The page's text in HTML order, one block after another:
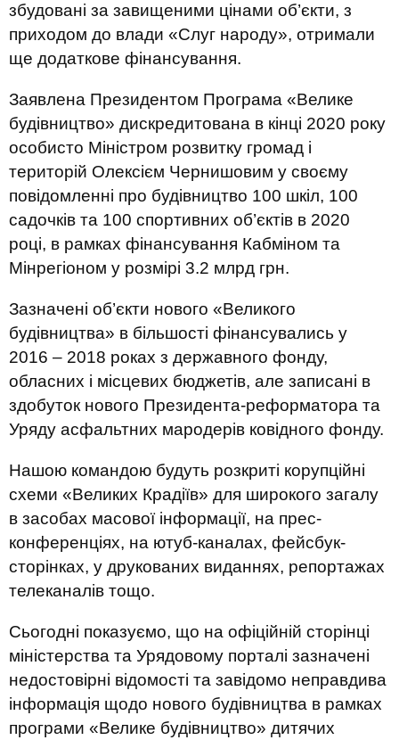
збудовані за завищеними цінами об’єкти, з
приходом до влади «Слуг народу», отримали
ще додаткове фінансування.
Заявлена Президентом Програма «Велике
будівництво» дискредитована в кінці 2020 року
особисто Міністром розвитку громад і
територій Олексієм Чернишовим у своєму
повідомленні про будівництво 100 шкіл, 100
садочків та 100 спортивних об’єктів в 2020
році, в рамках фінансування Кабміном та
Мінрегіоном у розмірі 3.2 млрд грн.
Зазначені об’єкти нового «Великого
будівництва» в більшості фінансувались у
2016 – 2018 роках з державного фонду,
обласних і місцевих бюджетів, але записані в
здобуток нового Президента-реформатора та
Уряду асфальтних мародерів ковідного фонду.
Нашою командою будуть розкриті корупційні
схеми «Великих Крадіїв» для широкого загалу
в засобах масової інформації, на прес-
конференціях, на ютуб-каналах, фейсбук-
сторінках, у друкованих виданнях, репортажах
телеканалів тощо.
Сьогодні показуємо, що на офіційній сторінці
міністерства та Урядовому порталі зазначені
недостовірні відомості та завідомо неправдива
інформація щодо нового будівництва в рамках
програми «Велике будівництво» дитячих